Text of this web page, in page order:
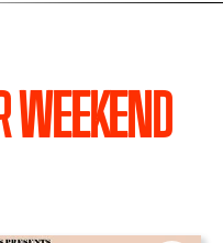
WEEKEND